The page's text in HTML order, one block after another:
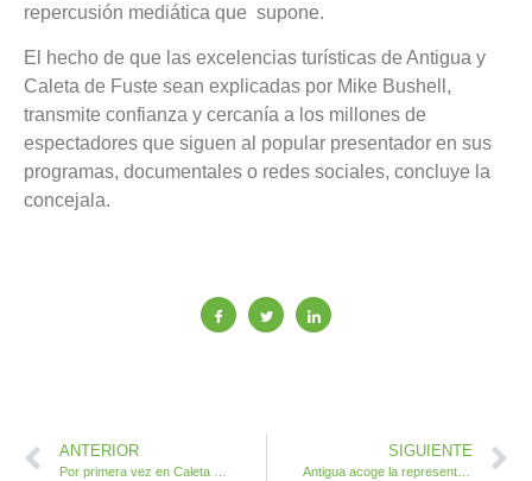
repercusión mediática que supone.
El hecho de que las excelencias turísticas de Antigua y
Caleta de Fuste sean explicadas por Mike Bushell,
transmite confianza y cercanía a los millones de
espectadores que siguen al popular presentador en sus
programas, documentales o redes sociales, concluye la
concejala.
ANTERIOR
Por primera vez en Caleta de Fuste el famoso DJ Basi Coco
SIGUIENTE
Antigua acoge la representación histórica de Las Batallas del Cuchillete y Tamasite